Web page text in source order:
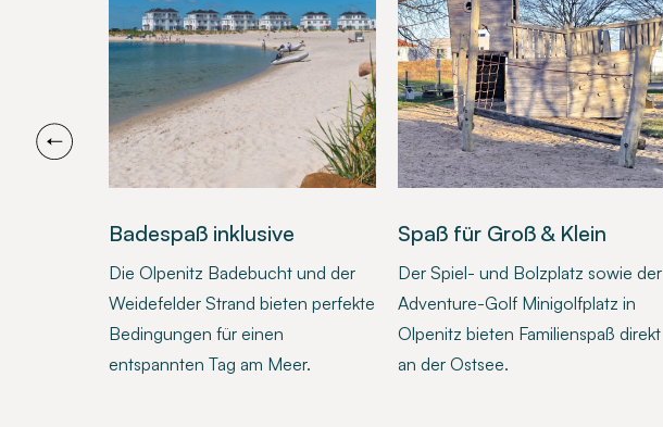
Badespaß inklusive
Die Olpenitz Badebucht und der
Weidefelder Strand bieten perfekte
Bedingungen für einen
entspannten Tag am Meer.
Spaß für Groß & Klein
Der Spiel- und Bolzplatz sowie der
Adventure-Golf Minigolfplatz in
Olpenitz bieten Familienspaß direkt
an der Ostsee.